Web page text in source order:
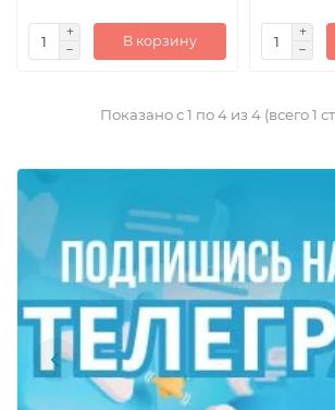
В корзину
Показано с 1 по 4 из 4 (всего 1